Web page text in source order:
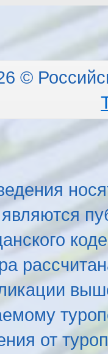
©
являются
от